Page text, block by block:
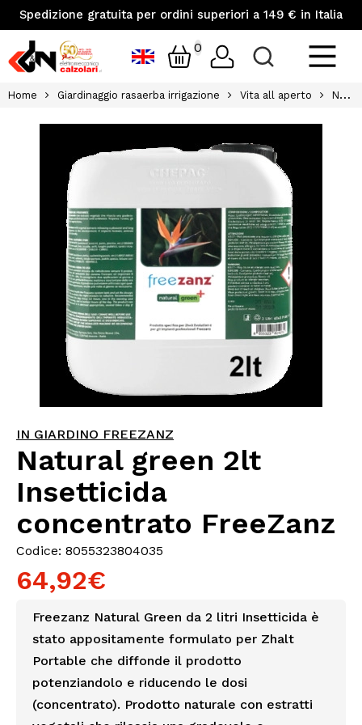
Spedizione gratuita per ordini superiori a 149 € in Italia
0
Home Giardinaggio rasaerba irrigazione Vita all aperto Natural green 2lt insetticida concentrato freezanz
IN GIARDINO FREEZANZ
Natural green 2lt
Insetticida
concentrato FreeZanz
Codice: 8055323804035
64,92€
Freezanz Natural Green da 2 litri Insetticida è
stato appositamente formulato per Zhalt
Portable che diffonde il prodotto
potenziandolo e riducendo le dosi
(concentrato). Prodotto naturale con estratti